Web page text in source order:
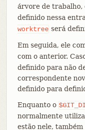
árvore de trabalho,
definido nessa
worktree será
Em seguida, ele
com o anterior.
definido para não
correspondente
definido para
Enquanto o
normalmente
estão nele,